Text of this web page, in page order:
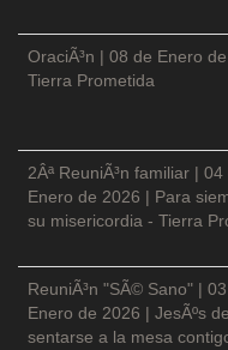
OraciÃ³n | 08 de Enero
Tierra Prometida
2Âª ReuniÃ³n familiar | 04
Enero de 2026 | Para
su misericordia - Tierra
ReuniÃ³n "SÃ© Sano" |
Enero de 2026 | JesÃºs
sentarse a la mesa